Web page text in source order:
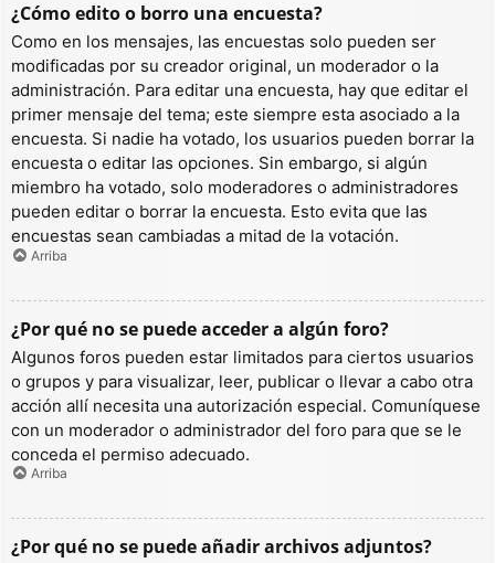
¿Cómo edito o borro una encuesta?
Como en los mensajes, las encuestas solo pueden ser
modificadas por su creador original, un moderador o la
administración. Para editar una encuesta, hay que editar el
primer mensaje del tema; este siempre esta asociado a la
encuesta. Si nadie ha votado, los usuarios pueden borrar la
encuesta o editar las opciones. Sin embargo, si algún
miembro ha votado, solo moderadores o administradores
pueden editar o borrar la encuesta. Esto evita que las
encuestas sean cambiadas a mitad de la votación.
Arriba
¿Por qué no se puede acceder a algún foro?
Algunos foros pueden estar limitados para ciertos usuarios
o grupos y para visualizar, leer, publicar o llevar a cabo otra
acción allí necesita una autorización especial. Comuníquese
con un moderador o administrador del foro para que se le
conceda el permiso adecuado.
Arriba
¿Por qué no se puede añadir archivos adjuntos?